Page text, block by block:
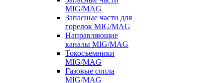
MIG/MAG
Запасные части для
горелок MIG/MAG
Направляющие
каналы MIG/MAG
Токосъемники
MIG/MAG
Газовые сопла
MIG/MAG